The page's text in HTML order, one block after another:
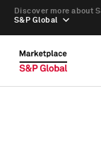
S&P Global
Discover more about